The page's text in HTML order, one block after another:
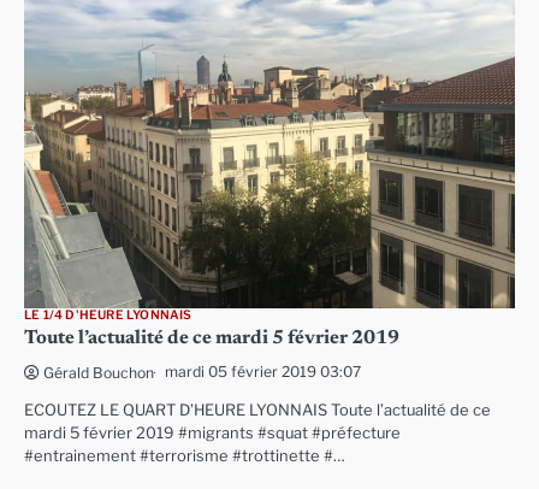
LE 1/4 D'HEURE LYONNAIS
Toute l’actualité de ce mardi 5 février 2019
Gérald Bouchon mardi 05 février 2019 03:07
ECOUTEZ LE QUART D’HEURE LYONNAIS Toute l’actualité de ce
mardi 5 février 2019 #migrants #squat #préfecture
#entrainement #terrorisme #trottinette #…